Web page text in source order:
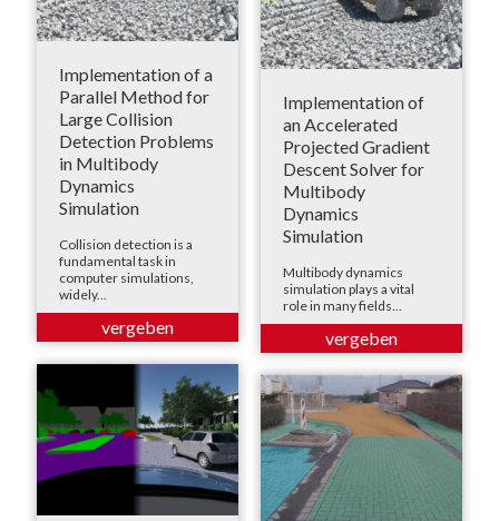
Implementation of a
Parallel Method for
Large Collision
Detection Problems
in Multibody
Dynamics
Simulation
Collision detection is a
fundamental task in
computer simulations,
widely...
Implementation of
an Accelerated
Projected Gradient
Descent Solver for
Multibody
Dynamics
Simulation
Multibody dynamics
simulation plays a vital
role in many fields...